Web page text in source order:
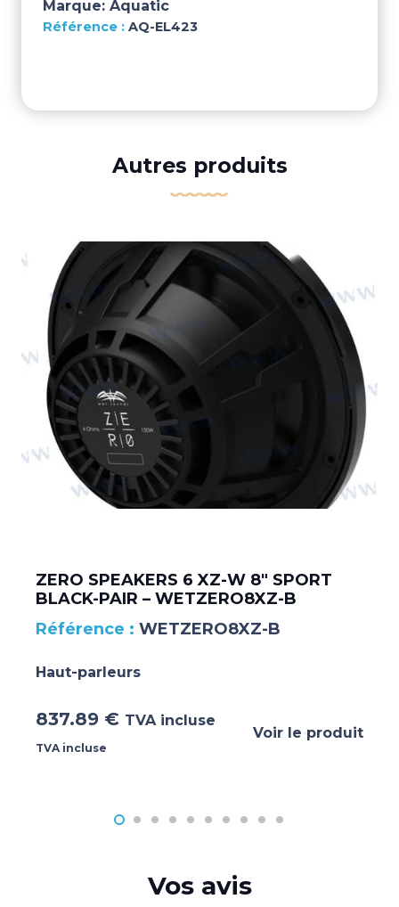
Marque: Aquatic
AQ-EL423
Autres produits
ZERO SPEAKERS 6 XZ-W 8″ SPORT
BLACK-PAIR – WETZERO8XZ-B
WETZERO8XZ-B
Haut-parleurs
837.89 € TVA incluse
TVA incluse
Voir le produit
Vos avis